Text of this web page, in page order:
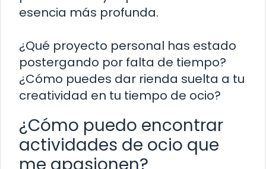
esencia más profunda.
¿Qué proyecto personal has estado
postergando por falta de tiempo?
¿Cómo puedes dar rienda suelta a tu
creatividad en tu tiempo de ocio?
¿Cómo puedo encontrar
actividades de ocio que